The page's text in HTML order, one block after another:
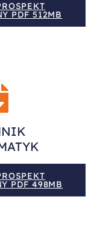
PDF 512MB
PDF 498MB